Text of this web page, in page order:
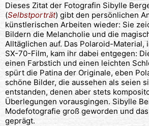
Dieses Zitat der Fotografin Sibylle
(Selbstporträt) gibt den persönlichen
künstlerischen Arbeiten wieder: Sie
Bildern die Melancholie und die
Alltäglichen auf. Das Polaroid-Material,
SX-70-Film, kam ihr dabei entgegen:
einen Farbstich und einen leichten
spürt die Patina der Originale, eben
schöne Bilder, die aussehen als seien
entstanden, denen aber stets
Überlegungen vorausgingen. Sibylle
Modefotografie groß geworden und
geprägt.